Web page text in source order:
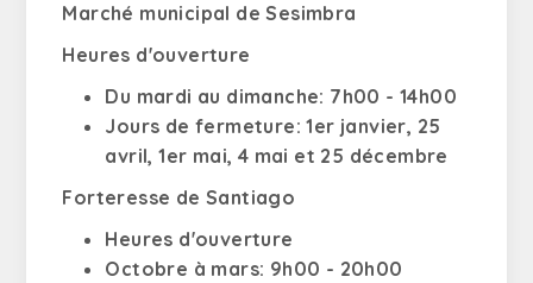
Marché municipal de Sesimbra
Heures d'ouverture
Du mardi au dimanche: 7h00 - 14h00
Jours de fermeture: 1er janvier, 25
avril, 1er mai, 4 mai et 25 décembre
Forteresse de Santiago
Heures d'ouverture
Octobre à mars: 9h00 - 20h00